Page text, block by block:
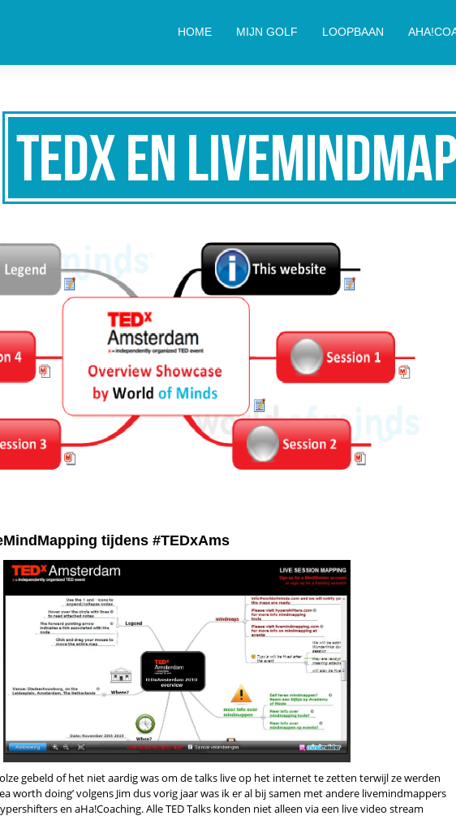
HOME MIJN GOLF LOOPBAAN
TEDx en
tijdens #TEDxAms
gebeld of het niet aardig was om de talks live op het internet te zetten terwijl ze werden
worth doing’ volgens Jim dus vorig jaar was ik er al bij samen met andere livemindmappers
en aHa!Coaching. Alle TED Talks konden niet alleen via een live video stream